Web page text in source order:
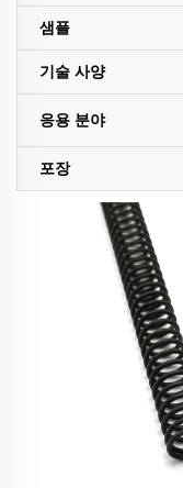
샘플
기술 사양
응용 분야
포장